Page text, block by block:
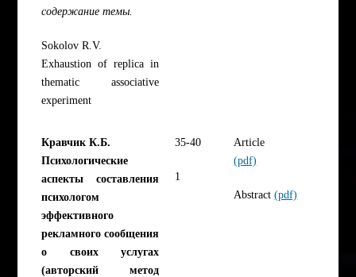
содержание темы.
Sokolov R.V.
Exhaustion of replica in
thematic associative
experiment
Кравчик К.Б.
Психологические
аспекты составления
психологом
эффективного
рекламного сообщения
о своих услугах
(авторский метод
35-40
1
Article
(pdf)
Abstract(pdf)